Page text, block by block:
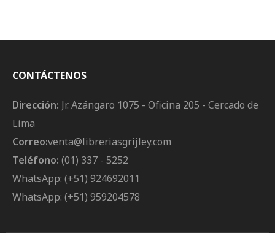
CONTÁCTENOS
Dirección: Jr. Azángaro 1075 - Oficina 205 - Cercado de
Lima
Correo:venta@libreriasgrijley.com
Teléfono: (01) 337 - 5252
WhatsApp: (+51) 924692011
WhatsApp: (+51) 959204578